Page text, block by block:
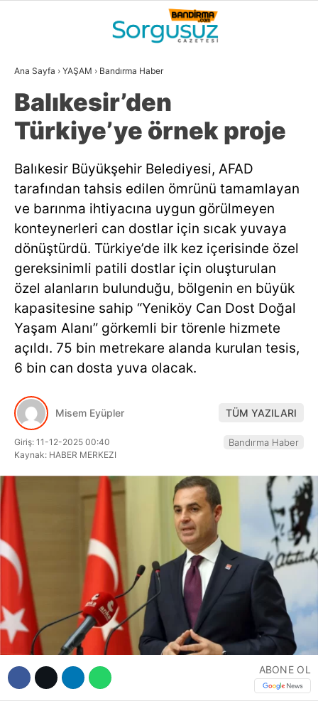
WhatsApp İhbar
Hattı
Youtube
21.9
BALIKESIR
GALERİ VİDEO
SİYASET
EKONOMİ
SPOR
MAGAZİN
EĞİTİM
DİĞER
Ana Sayfa › YAŞAM › Bandırma Haber
Balıkesir’den
Türkiye’ye örnek proje
Balıkesir Büyükşehir Belediyesi, AFAD
tarafından tahsis edilen ömrünü tamamlayan
ve barınma ihtiyacına uygun görülmeyen
konteynerleri can dostlar için sıcak yuvaya
dönüştürdü. Türkiye’de ilk kez içerisinde özel
gereksinimli patili dostlar için oluşturulan
özel alanların bulunduğu, bölgenin en büyük
kapasitesine sahip “Yeniköy Can Dost Doğal
Yaşam Alanı” görkemli bir törenle hizmete
açıldı. 75 bin metrekare alanda kurulan tesis,
6 bin can dosta yuva olacak.
Misem Eyüpler TÜM YAZILARI
Giriş: 11-12-2025 00:40
Kaynak: HABER MERKEZI
Bandırma Haber
ABONE OL